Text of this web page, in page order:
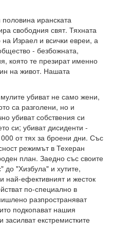
иранската
свободния свят. Тяхната
Израел и всички евреи, а
- безбожната,
която те презират именно
на живот. Нашата
убиват не само жени,
са разголени, но и
убиват собствения си
си; убиват дисиденти -
от тях за броени дни. Със
режимът в Техеран
план. Заедно със своите
"Хизбула" и хутите,
най-ефективният и жесток
по-специално в
разпространяват
подкопават нашия
екстремистките